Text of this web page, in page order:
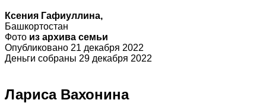
Ксения Гафиуллина,
Башкортостан
Фото из архива семьи
Опубликовано 21 декабря 2022
Деньги собраны 29 декабря 2022
Лариса Вахонина